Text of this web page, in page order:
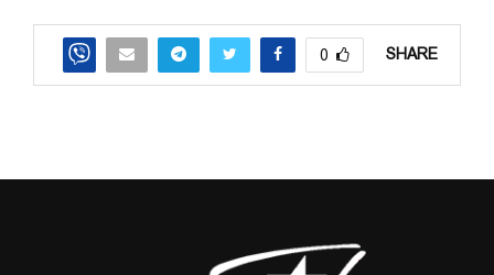
SHARE
0